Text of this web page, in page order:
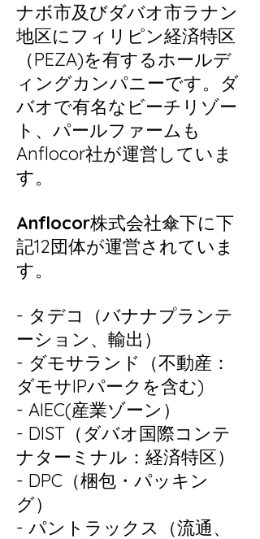
ナボ市及びダバオ市ラナン
地区にフィリピン経済特区
（PEZA)を有するホールデ
ィングカンパニーです。ダ
バオで有名なビーチリゾー
ト、パールファームも
Anflocor社が運営していま
す。
Anflocor株式会社傘下に下
記12団体が運営されていま
す。
- タデコ（バナナプランテ
ーション、輸出）
- ダモサランド（不動産：
ダモサIPパークを含む)
- AIEC(産業ゾーン）
- DIST（ダバオ国際コンテ
ナターミナル：経済特区）
- DPC（梱包・パッキン
グ）
- パントラックス（流通、